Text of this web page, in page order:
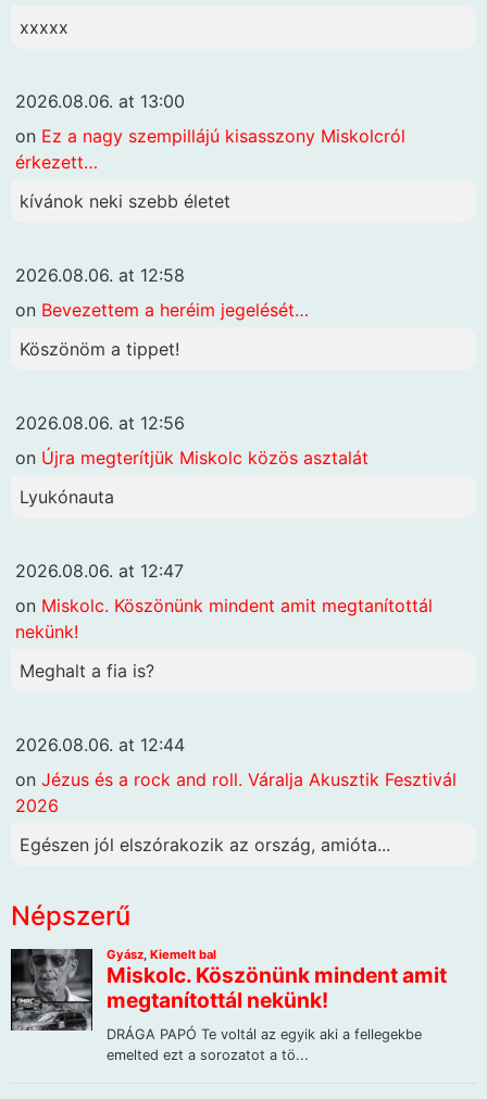
xxxxx
2026.08.06. at 13:00
on Ez a nagy szempillájú kisasszony Miskolcról
érkezett…
kívánok neki szebb életet
2026.08.06. at 12:58
on Bevezettem a heréim jegelését…
Köszönöm a tippet!
2026.08.06. at 12:56
on Újra megterítjük Miskolc közös asztalát
Lyukónauta
2026.08.06. at 12:47
on Miskolc. Köszönünk mindent amit megtanítottál
nekünk!
Meghalt a fia is?
2026.08.06. at 12:44
on Jézus és a rock and roll. Váralja Akusztik Fesztivál
2026
Egészen jól elszórakozik az ország, amióta...
Népszerű